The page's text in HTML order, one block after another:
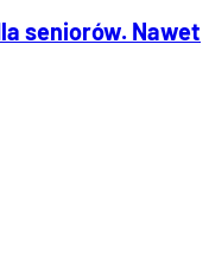
seniorów. Nawet